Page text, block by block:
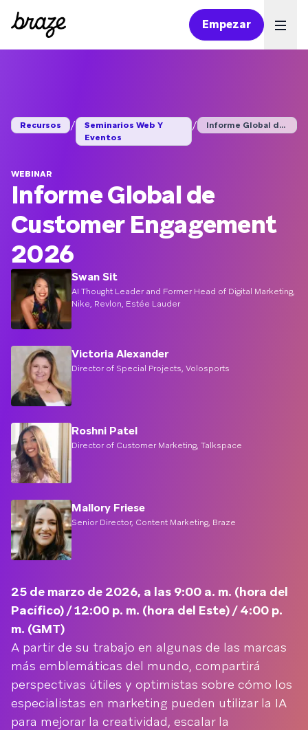
Empezar
Recursos /
Seminarios Web Y
Eventos
/ Informe Global de Cu...
WEBINAR
Informe Global de
Customer Engagement
2026
Swan Sit
AI Thought Leader and Former Head of Digital Marketing,
Nike, Revlon, Estée Lauder
Victoria Alexander
Director of Special Projects, Volosports
Roshni Patel
Director of Customer Marketing, Talkspace
Mallory Friese
Senior Director, Content Marketing, Braze
25 de marzo de 2026, a las 9:00 a. m. (hora del
Pacífico) / 12:00 p. m. (hora del Este) / 4:00 p.
m. (GMT)
A partir de su trabajo en algunas de las marcas
más emblemáticas del mundo, compartirá
perspectivas útiles y optimistas sobre cómo los
especialistas en marketing pueden utilizar la IA
para mejorar la creatividad, escalar la